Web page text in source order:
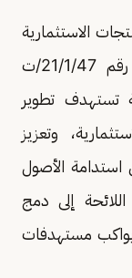
الاستثمارية
رقم 21/1/47/ت
نوعية تستهدف تطوير
وتعزيز
استدامة الأصول
إلى دمج
يواكب مستهدفات